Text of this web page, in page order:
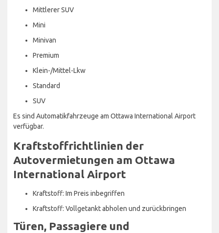
Mittlerer SUV
Mini
Minivan
Premium
Klein-/Mittel-Lkw
Standard
SUV
Es sind Automatikfahrzeuge am Ottawa International Airport
verfügbar.
Kraftstoffrichtlinien der
Autovermietungen am Ottawa
International Airport
Kraftstoff: Im Preis inbegriffen
Kraftstoff: Vollgetankt abholen und zurückbringen
Türen, Passagiere und